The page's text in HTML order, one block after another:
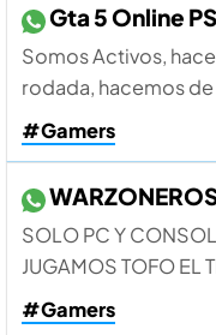
Gta 5 Online
Somos Activos,
rodada, hacemos
#Gamers
SOLO PC Y
JUGAMOS TOFO EL
#Gamers